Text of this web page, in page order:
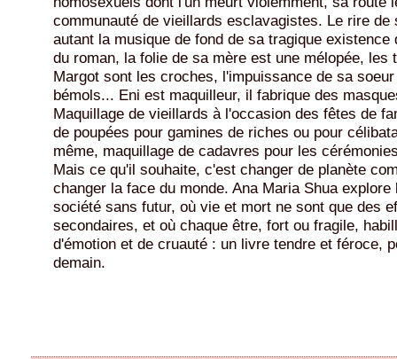
communauté de vieillards esclavagistes. Le rire de
autant la musique de fond de sa tragique existence
du roman, la folie de sa mère est une mélopée, les
Margot sont les croches, l'impuissance de sa
bémols... Eni est maquilleur, il fabrique des
Maquillage de vieillards à l'occasion des fêtes de
de poupées pour gamines de riches ou pour
même, maquillage de cadavres pour les
Mais ce qu'il souhaite, c'est changer de planète
changer la face du monde. Ana Maria Shua
société sans futur, où vie et mort ne sont que des
secondaires, et où chaque être, fort ou fragile,
d'émotion et de cruauté : un livre tendre et féroce,
demain.